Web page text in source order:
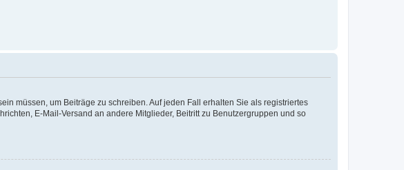
müssen, um Beiträge zu schreiben. Auf jeden Fall erhalten Sie als registriertes
E-Mail-Versand an andere Mitglieder, Beitritt zu Benutzergruppen und so